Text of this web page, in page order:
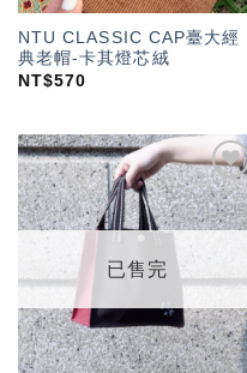
NTU CLASSIC CAP臺大經
典老帽-卡其燈芯絨
NT$570
加入
「願
望輕
已售完